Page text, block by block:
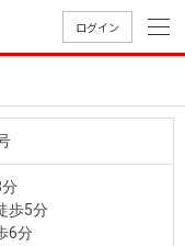
ログイン
分
歩5分
6分